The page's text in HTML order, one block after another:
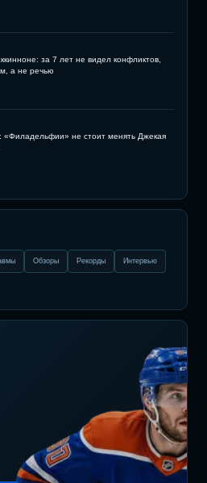
за 7 лет не видел конфликтов,
а не речью
«Филадельфии» не стоит менять Джекая
Обзоры Рекорды Интервью